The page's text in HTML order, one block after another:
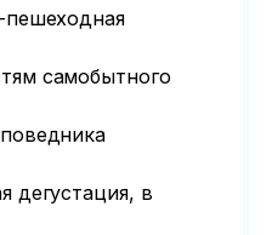
пешеходная
самобытного
дегустация, в